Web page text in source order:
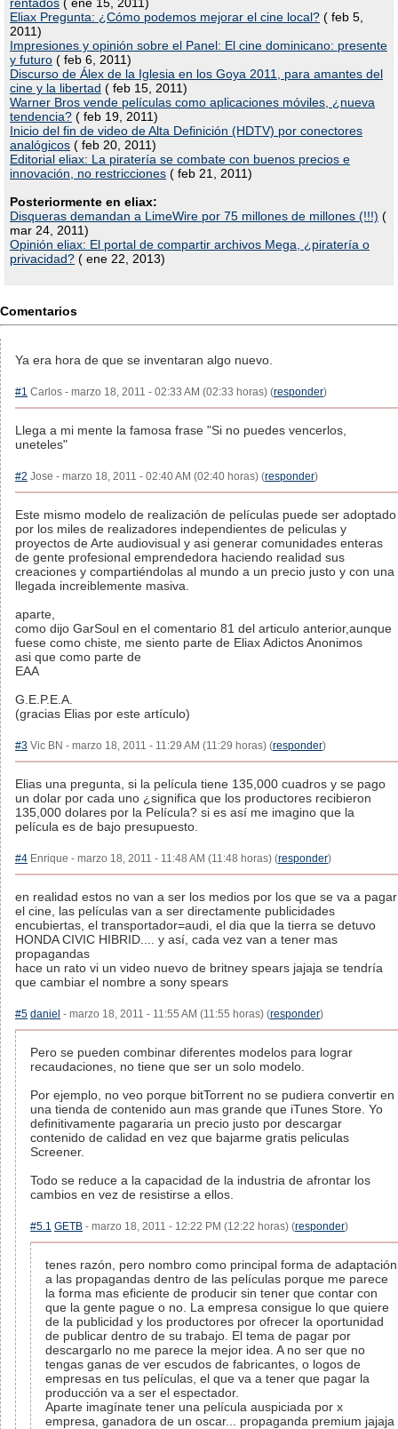
Eliax Pregunta: ¿Cómo podemos mejorar el cine local? ( feb 5,
2011)
Impresiones y opinión sobre el Panel: El cine dominicano: presente
y futuro ( feb 6, 2011)
Discurso de Álex de la Iglesia en los Goya 2011, para amantes del
cine y la libertad ( feb 15, 2011)
Warner Bros vende películas como aplicaciones móviles, ¿nueva
tendencia? ( feb 19, 2011)
Inicio del fin de video de Alta Definición (HDTV) por conectores
analógicos ( feb 20, 2011)
Editorial eliax: La piratería se combate con buenos precios e
innovación, no restricciones ( feb 21, 2011)
Posteriormente en eliax:
Disqueras demandan a LimeWire por 75 millones de millones (!!!) (
mar 24, 2011)
Opinión eliax: El portal de compartir archivos Mega, ¿piratería o
privacidad? ( ene 22, 2013)
Comentarios
Ya era hora de que se inventaran algo nuevo.
#1 Carlos - marzo 18, 2011 - 02:33 AM (02:33 horas) (responder)
Llega a mi mente la famosa frase "Si no puedes vencerlos,
uneteles"
#2 Jose - marzo 18, 2011 - 02:40 AM (02:40 horas) (responder)
Este mismo modelo de realización de películas puede ser adoptado
por los miles de realizadores independientes de peliculas y
proyectos de Arte audiovisual y asi generar comunidades enteras
de gente profesional emprendedora haciendo realidad sus
creaciones y compartiéndolas al mundo a un precio justo y con una
llegada increiblemente masiva.
aparte,
como dijo GarSoul en el comentario 81 del articulo anterior,aunque
fuese como chiste, me siento parte de Eliax Adictos Anonimos
asi que como parte de
EAA
G.E.P.E.A.
(gracias Elias por este artículo)
#3 Vic BN - marzo 18, 2011 - 11:29 AM (11:29 horas) (responder)
Elias una pregunta, si la película tiene 135,000 cuadros y se pago
un dolar por cada uno ¿significa que los productores recibieron
135,000 dolares por la Película? si es así me imagino que la
película es de bajo presupuesto.
#4 Enrique - marzo 18, 2011 - 11:48 AM (11:48 horas) (responder)
en realidad estos no van a ser los medios por los que se va a pagar
el cine, las películas van a ser directamente publicidades
encubiertas, el transportador=audi, el dia que la tierra se detuvo
HONDA CIVIC HIBRID.... y así, cada vez van a tener mas
propagandas
hace un rato vi un video nuevo de britney spears jajaja se tendría
que cambiar el nombre a sony spears
#5 daniel - marzo 18, 2011 - 11:55 AM (11:55 horas) (responder)
Pero se pueden combinar diferentes modelos para lograr
recaudaciones, no tiene que ser un solo modelo.
Por ejemplo, no veo porque bitTorrent no se pudiera convertir en
una tienda de contenido aun mas grande que iTunes Store. Yo
definitivamente pagararia un precio justo por descargar
contenido de calidad en vez que bajarme gratis peliculas
Screener.
Todo se reduce a la capacidad de la industria de afrontar los
cambios en vez de resistirse a ellos.
#5.1 GETB - marzo 18, 2011 - 12:22 PM (12:22 horas) (responder)
tenes razón, pero nombro como principal forma de adaptación
a las propagandas dentro de las películas porque me parece
la forma mas eficiente de producir sin tener que contar con
que la gente pague o no. La empresa consigue lo que quiere
de la publicidad y los productores por ofrecer la oportunidad
de publicar dentro de su trabajo. El tema de pagar por
descargarlo no me parece la mejor idea. A no ser que no
tengas ganas de ver escudos de fabricantes, o logos de
empresas en tus películas, el que va a tener que pagar la
producción va a ser el espectador.
Aparte imagínate tener una película auspiciada por x
empresa, ganadora de un oscar... propaganda premium jajaja